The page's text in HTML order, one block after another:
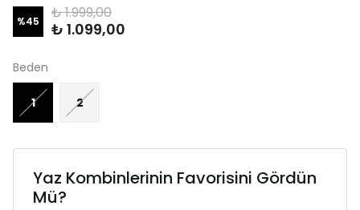
%45 ₺ 1.999,00
₺ 1.099,00
Beden
1 2
Yaz Kombinlerinin Favorisini Gördün
Mü?